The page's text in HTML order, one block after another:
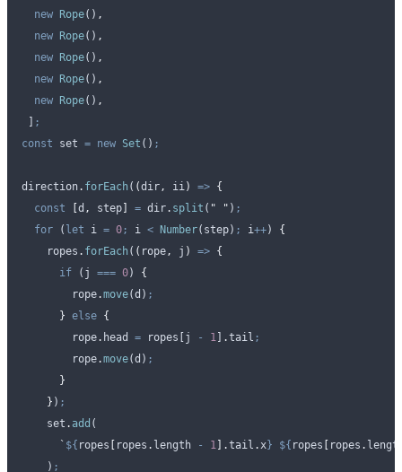
  new
Rope() ,
  new
Rope() ,
  new
Rope() ,
  new
Rope() ,
  new
Rope() ,
] ;
const set = new Set () ;
direction. forEach ( (dir , ii ) => {
  const
[d , step] = dir. split ( " " ) ;
  for
( let i = 0 ; i < Number( step) ; i++) {
    ropes
. forEach ( ( rope , j ) => {
      if
( j === 0) {
        rope
.move(d ) ;
      }
else {
        rope
. head = ropes [j - 1 ] .tail ;
        rope
.move(d ) ;
      }
    }
) ;
    set
. add (
      `
${ ropes [ ropes . length - 1 ].tail . x} ${ ropes [ ropes .
    )
;